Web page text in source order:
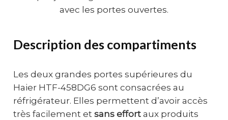
Description des compartiments
Les deux grandes portes supérieures du
Haier HTF-458DG6 sont consacrées au
réfrigérateur. Elles permettent d’avoir accès
très facilement et sans effortaux produits